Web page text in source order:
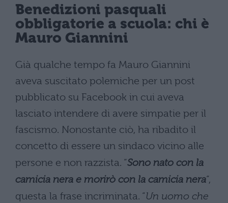
Benedizioni pasquali
obbligatorie a scuola: chi è
Mauro Giannini
Già qualche tempo fa Mauro Giannini
aveva suscitato polemiche per un post
pubblicato su Facebook in cui aveva
lasciato intendere di avere simpatie per il
fascismo. Nonostante ciò, ha ribadito il
concetto di essere un sindaco vicino alle
persone e non razzista. “Sono nato con la
camicia nera e morirò con la camicia nera“,
questa la frase incriminata. “Un uomo che